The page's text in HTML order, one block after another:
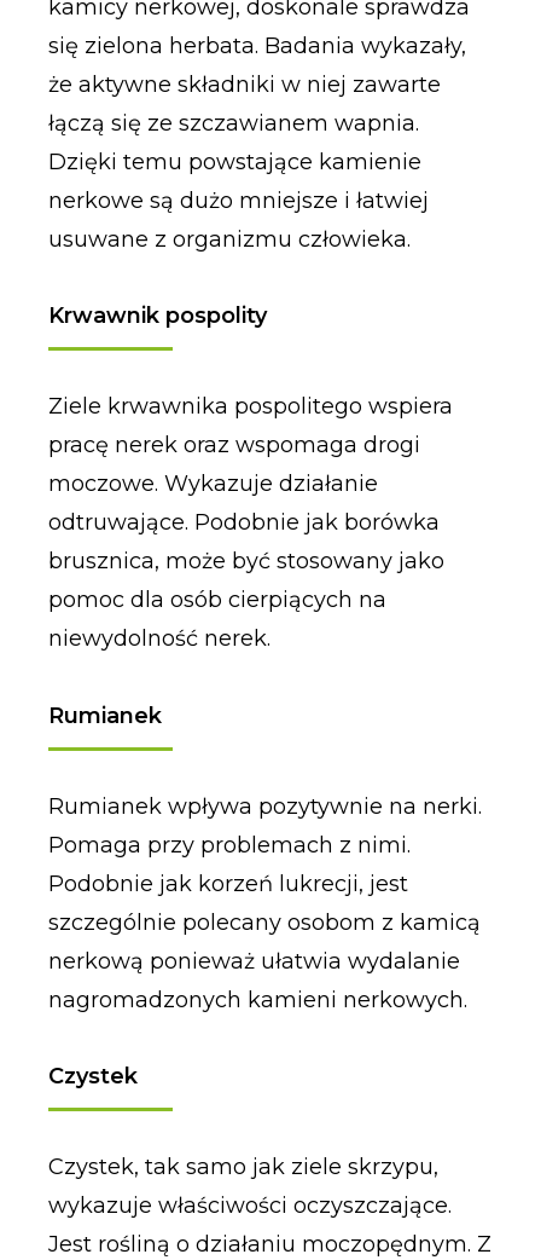
kamicy nerkowej, doskonale sprawdza
się zielona herbata. Badania wykazały,
że aktywne składniki w niej zawarte
łączą się ze szczawianem wapnia.
Dzięki temu powstające kamienie
nerkowe są dużo mniejsze i łatwiej
usuwane z organizmu człowieka.
Krwawnik pospolity
Ziele krwawnika pospolitego wspiera
pracę nerek oraz wspomaga drogi
moczowe. Wykazuje działanie
odtruwające. Podobnie jak borówka
brusznica, może być stosowany jako
pomoc dla osób cierpiących na
niewydolność nerek.
Rumianek
Rumianek wpływa pozytywnie na nerki.
Pomaga przy problemach z nimi.
Podobnie jak korzeń lukrecji, jest
szczególnie polecany osobom z kamicą
nerkową ponieważ ułatwia wydalanie
nagromadzonych kamieni nerkowych.
Czystek
Czystek, tak samo jak ziele skrzypu,
wykazuje właściwości oczyszczające.
Jest rośliną o działaniu moczopędnym. Z